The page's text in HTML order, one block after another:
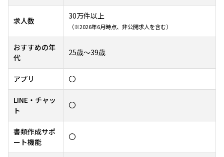
求人数 30万件以上
（※2026年6月時点、非公開求人を含む）
おすすめの年
代
25歳～39歳
アプリ 〇
LINE・チャッ
ト
〇
書類作成サポ
ート機能
〇